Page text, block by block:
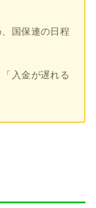
国保連の日程
入金が遅れる